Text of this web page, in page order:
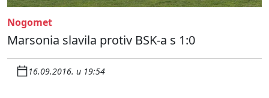
Nogomet
Marsonia slavila protiv BSK-a s 1:0
16.09.2016. u 19:54